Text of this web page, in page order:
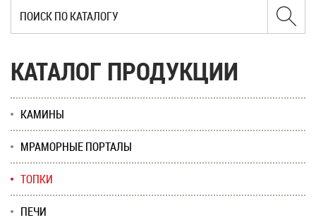
КАТАЛОГ ПРОДУКЦИИ
КАМИНЫ
МРАМОРНЫЕ ПОРТАЛЫ
ТОПКИ
ПЕЧИ